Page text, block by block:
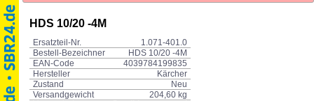
HDS 10/20 -4M
Ersatzteil-Nr.
1.071-401.0
Bestell-Bezeichner
HDS 10/20 -4M
EAN-Code
4039784199835
Hersteller
Kärcher
Zustand
Neu
Versandgewicht
204,60 kg